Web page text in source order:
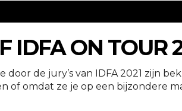
IDFA ON TOUR
door de jury’s van IDFA 2021 zijn
of omdat ze je op een bijzondere